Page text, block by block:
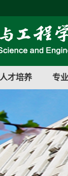
人才培养 专